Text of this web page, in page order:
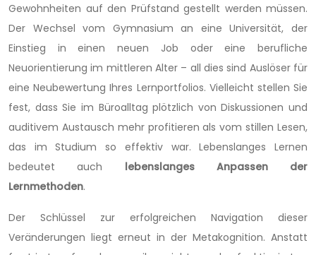
Gewohnheiten auf den Prüfstand gestellt werden müssen.
Der Wechsel vom Gymnasium an eine Universität, der
Einstieg in einen neuen Job oder eine berufliche
Neuorientierung im mittleren Alter – all dies sind Auslöser für
eine Neubewertung Ihres Lernportfolios. Vielleicht stellen Sie
fest, dass Sie im Büroalltag plötzlich von Diskussionen und
auditivem Austausch mehr profitieren als vom stillen Lesen,
das im Studium so effektiv war. Lebenslanges Lernen
bedeutet auch lebenslanges Anpassen der
Lernmethoden.
Der Schlüssel zur erfolgreichen Navigation dieser
Veränderungen liegt erneut in der Metakognition. Anstatt